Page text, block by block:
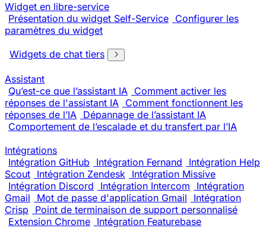
Widget en libre-service
Présentation du widget Self-Service Configurer les
paramètres du widget
Widgets de chat tiers
Assistant
Qu’est-ce que l’assistant IA Comment activer les
réponses de l'assistant IA Comment fonctionnent les
réponses de l’IA Dépannage de l’assistant IA
Comportement de l’escalade et du transfert par l’IA
Intégrations
Intégration GitHub
Intégration Fernand
Intégration Help
Scout Intégration Zendesk Intégration Missive
Intégration Discord
Intégration Intercom
Intégration
Gmail
Mot de passe d'application Gmail
Intégration
Crisp
Point de terminaison de support personnalisé
Extension Chrome Intégration Featurebase